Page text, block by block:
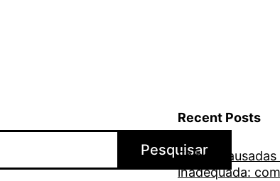
Pesquisar
Recent Posts
Falhas
inadequada: